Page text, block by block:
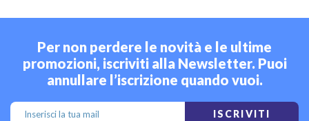
Per non perdere le novità e le ultime
promozioni, iscriviti alla Newsletter. Puoi
annullare l’iscrizione quando vuoi.
ISCRIVITI